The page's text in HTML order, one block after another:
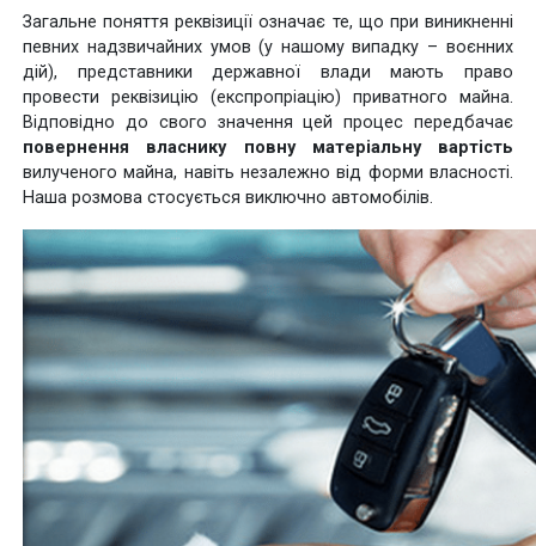
Загальне поняття реквізиції означає те, що при виникненні
певних надзвичайних умов (у нашому випадку – воєнних
дій), представники державної влади мають право
провести реквізицію (експропріацію) приватного майна.
Відповідно до свого значення цей процес передбачає
повернення власнику повну матеріальну вартість
вилученого майна, навіть незалежно від форми власності.
Наша розмова стосується виключно автомобілів.